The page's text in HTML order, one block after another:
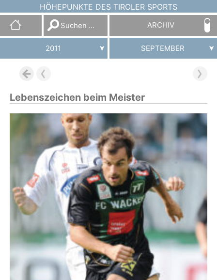
HÖHEPUNKTE DES TIROLER SPORTS
Suchen
nach:
ARCHIV
2011 SEPTEMBER
Lebenszeichen beim Meister